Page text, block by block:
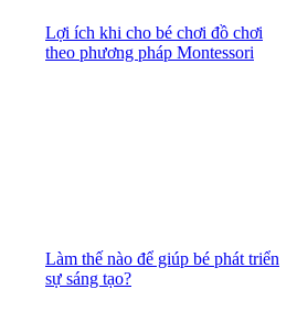
Lợi ích khi cho bé chơi đồ chơi
theo phương pháp Montessori
Làm thế nào để giúp bé phát triển
sự sáng tạo?